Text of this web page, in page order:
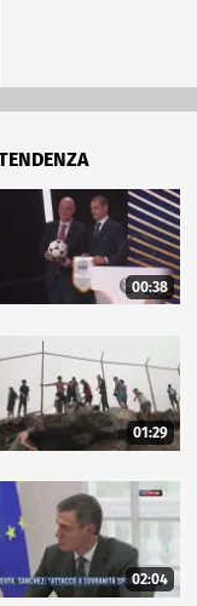
00:38
01:29
02:04